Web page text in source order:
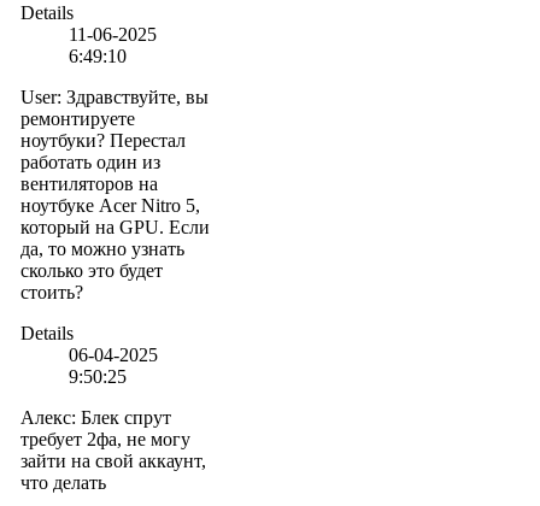
Details
11-06-2025
6:49:10
User: Здравствуйте, вы
ремонтируете
ноутбуки? Перестал
работать один из
вентиляторов на
ноутбуке Acer Nitro 5,
который на GPU. Если
да, то можно узнать
сколько это будет
стоить?
Details
06-04-2025
9:50:25
Алекс: Блек спрут
требует 2фа, не могу
зайти на свой аккаунт,
что делать